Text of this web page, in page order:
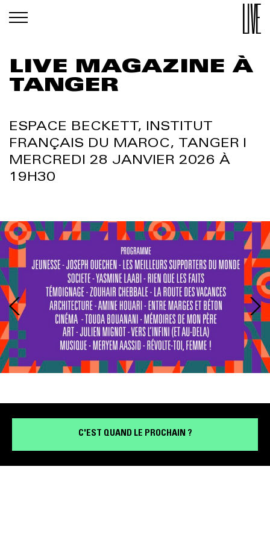
LIVE MAGAZINE À
TANGER
ESPACE BECKETT, INSTITUT
FRANÇAIS DU MAROC, TANGER |
MERCREDI 28 JANVIER 2026 À
19H30
C'EST QUAND LE PROCHAIN ?